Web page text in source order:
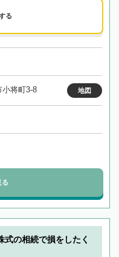
る
小将町3-8 地図
る
式の相続で損をしたく